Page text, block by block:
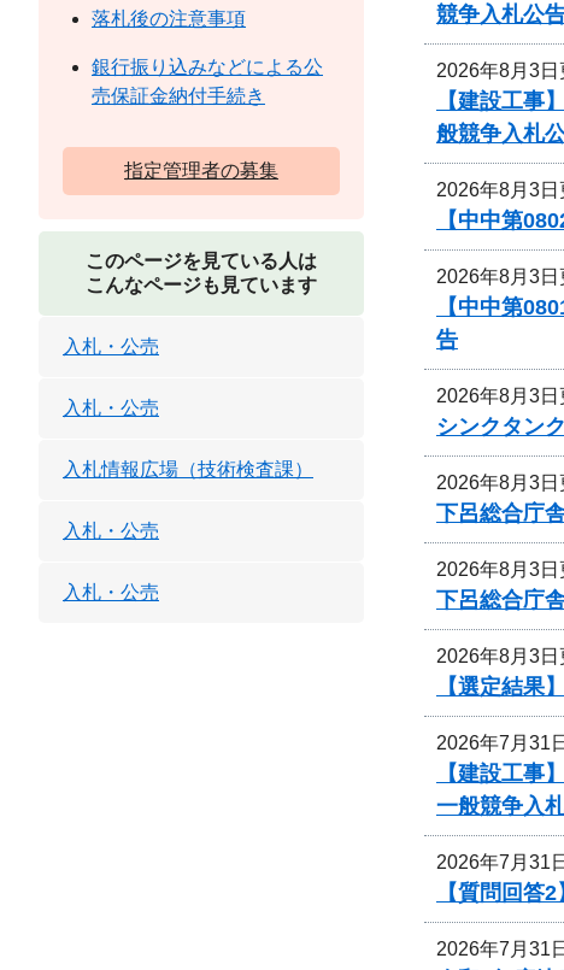
競争入札公
2026年8月3日
【建設工
般競争入札
2026年8月3日
【中中第
2026年8月3日
【中中第
告
2026年8月3日
シンクタン
2026年8月3日
下呂総合庁
2026年8月3日
下呂総合庁
2026年8月3日
【選定結果
2026年7月31
【建設工事
一般競争入
2026年7月31
【質問回答
2026年7月31
落札後の注意事項
銀行振り込みなどによる公
売保証金納付手続き
指定管理者の募集
このページを見ている人は
こんなページも見ています
入札・公売
入札・公売
入札情報広場（技術検査課）
入札・公売
入札・公売